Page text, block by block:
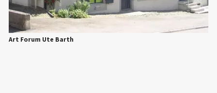
Art Forum Ute Barth